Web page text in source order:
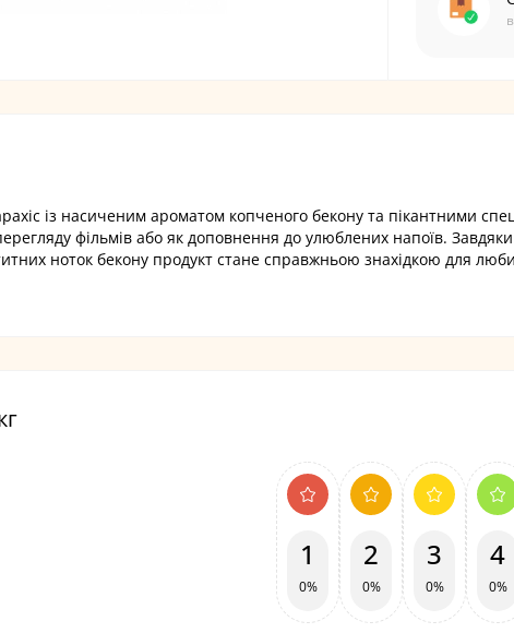
із насиченим ароматом копченого бекону та пікантними
фільмів або як доповнення до улюблених напоїв. Завдяки
ноток бекону продукт стане справжньою знахідкою для
1
0%
2
0%
3
0%
4
0%